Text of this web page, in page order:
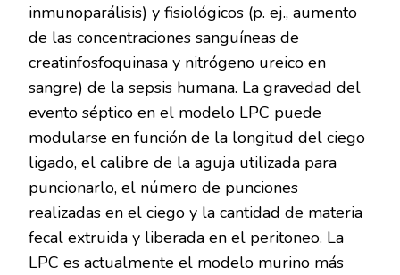
inmunoparálisis) y fisiológicos (p. ej., aumento
de las concentraciones sanguíneas de
creatinfosfoquinasa y nitrógeno ureico en
sangre) de la sepsis humana. La gravedad del
evento séptico en el modelo LPC puede
modularse en función de la longitud del ciego
ligado, el calibre de la aguja utilizada para
puncionarlo, el número de punciones
realizadas en el ciego y la cantidad de materia
fecal extruida y liberada en el peritoneo. La
LPC es actualmente el modelo murino más